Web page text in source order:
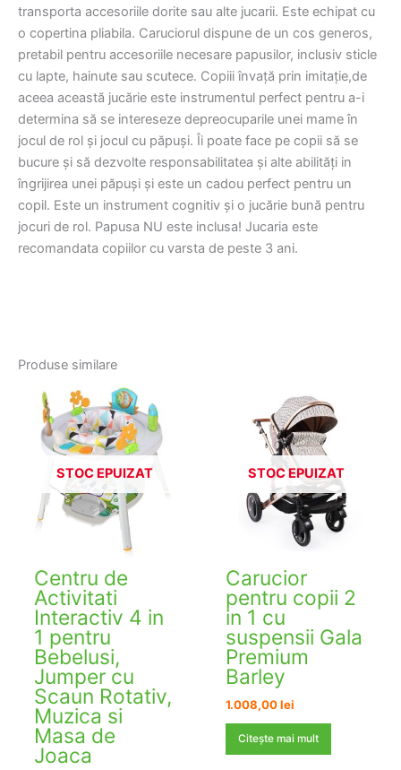
transporta accesoriile dorite sau alte jucarii. Este echipat cu
o copertina pliabila. Caruciorul dispune de un cos generos,
pretabil pentru accesoriile necesare papusilor, inclusiv sticle
cu lapte, hainute sau scutece. Copiii învață prin imitație,de
aceea această jucărie este instrumentul perfect pentru a-i
determina să se intereseze depreocuparile unei mame în
jocul de rol și jocul cu păpuși. Îi poate face pe copii să se
bucure și să dezvolte responsabilitatea și alte abilități in
îngrijirea unei păpuși și este un cadou perfect pentru un
copil. Este un instrument cognitiv și o jucărie bună pentru
jocuri de rol. Papusa NU este inclusa! Jucaria este
recomandata copiilor cu varsta de peste 3 ani.
Produse similare
STOC EPUIZAT
Centru de
Activitati
Interactiv 4 in
1 pentru
Bebelusi,
Jumper cu
Scaun Rotativ,
Muzica si
Masa de
Joaca
STOC EPUIZAT
Carucior
pentru copii 2
in 1 cu
suspensii Gala
Premium
Barley
1.008,00lei
Citește mai mult